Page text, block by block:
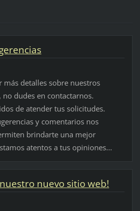
más detalles sobre nuestros
no dudes en contactarnos.
de atender tus solicitudes.
y comentarios nos
brindarte una mejor
atentos a tus opiniones...
nuevo sitio web!